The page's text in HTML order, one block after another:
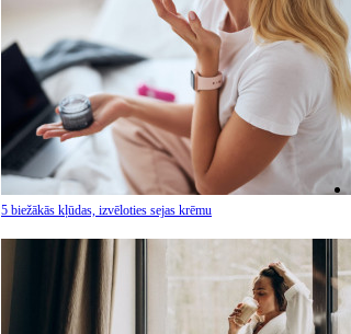
5 biežākās kļūdas, izvēloties sejas krēmu